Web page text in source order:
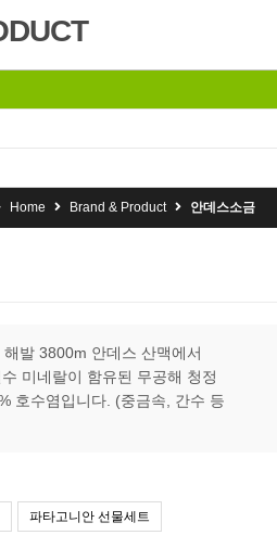
Home Brand & Product 안데스소금
발 3800m 안데스 산맥에서
미네랄이 함유된 무공해 청정
호수염입니다. (중금속, 간수 등
파타고니안 선물세트